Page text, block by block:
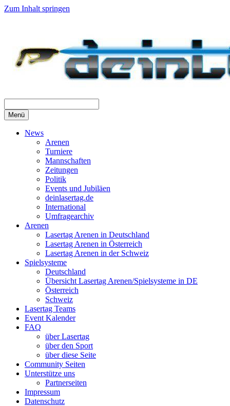
Zum Inhalt springen
Menü
News
Arenen
Turniere
Mannschaften
Zeitungen
Politik
Events und Jubiläen
deinlasertag.de
International
Umfragearchiv
Arenen
Lasertag Arenen in Deutschland
Lasertag Arenen in Österreich
Lasertag Arenen in der Schweiz
Spielsysteme
Deutschland
Übersicht Lasertag Arenen/Spielsysteme in DE
Österreich
Schweiz
Lasertag Teams
Event Kalender
FAQ
über Lasertag
über den Sport
über diese Seite
Community Seiten
Unterstütze uns
Partnerseiten
Impressum
Datenschutz